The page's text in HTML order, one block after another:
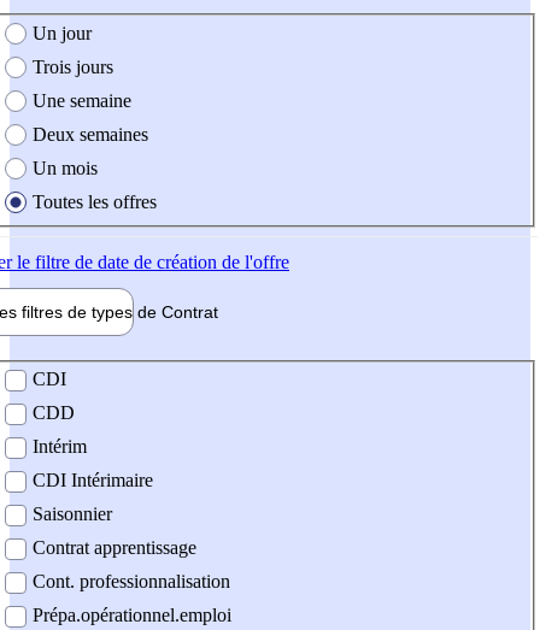
création de l'offre
Un jour
Trois jours
Une semaine
Deux semaines
Un mois
Toutes les offres
le filtre de date de création de l'offre
filtres de types de Contrat
contrat
CDI
CDD
Intérim
CDI Intérimaire
Saisonnier
Contrat apprentissage
Cont. professionnalisation
Prépa.opérationnel.emploi